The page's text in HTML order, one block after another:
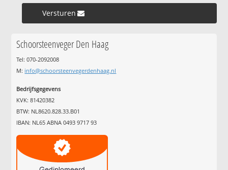
Versturen »
Schoorsteenveger Den Haag
Tel: 070-2092008
M: info@schoorsteenvegerdenhaag.nl
Bedrijfsgegevens
KVK: 81420382
BTW: NL8620.828.33.B01
IBAN: NL65 ABNA 0493 9717 93